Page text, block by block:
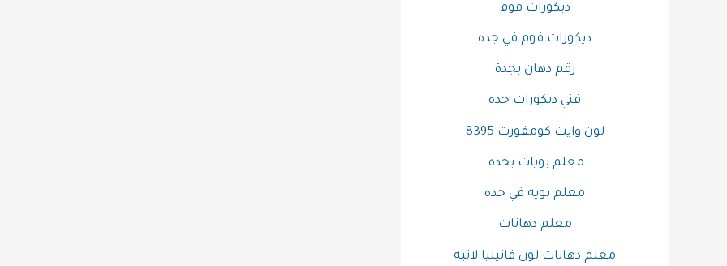
ديكورات فوم
ديكورات فوم في جده
رقم دهان بجدة
فني ديكورات جده
لون وايت كومفورت 8395
معلم بويات بجدة
معلم بويه في جده
معلم دهانات
معلم دهانات لون فانيليا لاتيه